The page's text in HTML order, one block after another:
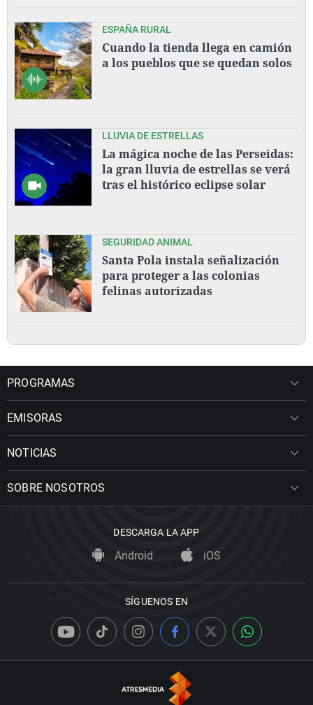
ESPAÑA RURAL
Cuando la tienda llega en camión
a los pueblos que se quedan solos
LLUVIA DE ESTRELLAS
La mágica noche de las Perseidas:
la gran lluvia de estrellas se verá
tras el histórico eclipse solar
SEGURIDAD ANIMAL
Santa Pola instala señalización
para proteger a las colonias
felinas autorizadas
PROGRAMAS
EMISORAS
NOTICIAS
SOBRE NOSOTROS
DESCARGA LA APP
Android iOS
SÍGUENOS EN